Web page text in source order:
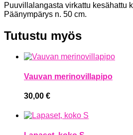
Puuvillalangasta virkattu kesähattu
Päänympärys n. 50 cm.
Tutustu myös
Vauvan merinovillapipo
30,00 €